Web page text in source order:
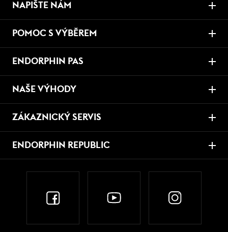
NAPIŠTE NÁM
POMOC S VÝBĚREM
ENDORPHIN PAS
NAŠE VÝHODY
ZÁKAZNICKÝ SERVIS
ENDORPHIN REPUBLIC